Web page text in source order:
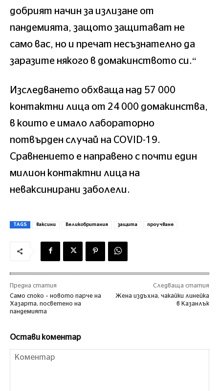
добрият начин за излизане от
пандемията, защото защитават не
само вас, но и пречат несъзнателно да
заразите някого в домакинството си.“
Изследването обхваща над 57 000
контактни лица от 24 000 домакинства,
в които е имало лабораторно
потвърден случай на COVID-19.
Сравнението е направено с почти един
милион контактни лица на
неваксинирани заболели.
TAGS ваксини Великобритания защита проучване
Предна статия
Само споко – новото парче на
Хазарта, посветено на
пандемията
Следваща статия
Жена издъхна, чакайки линейка
в Казанлък
Остави коментар